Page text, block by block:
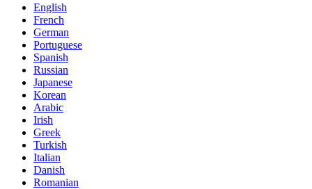
English
French
German
Portuguese
Spanish
Russian
Japanese
Korean
Arabic
Irish
Greek
Turkish
Italian
Danish
Romanian